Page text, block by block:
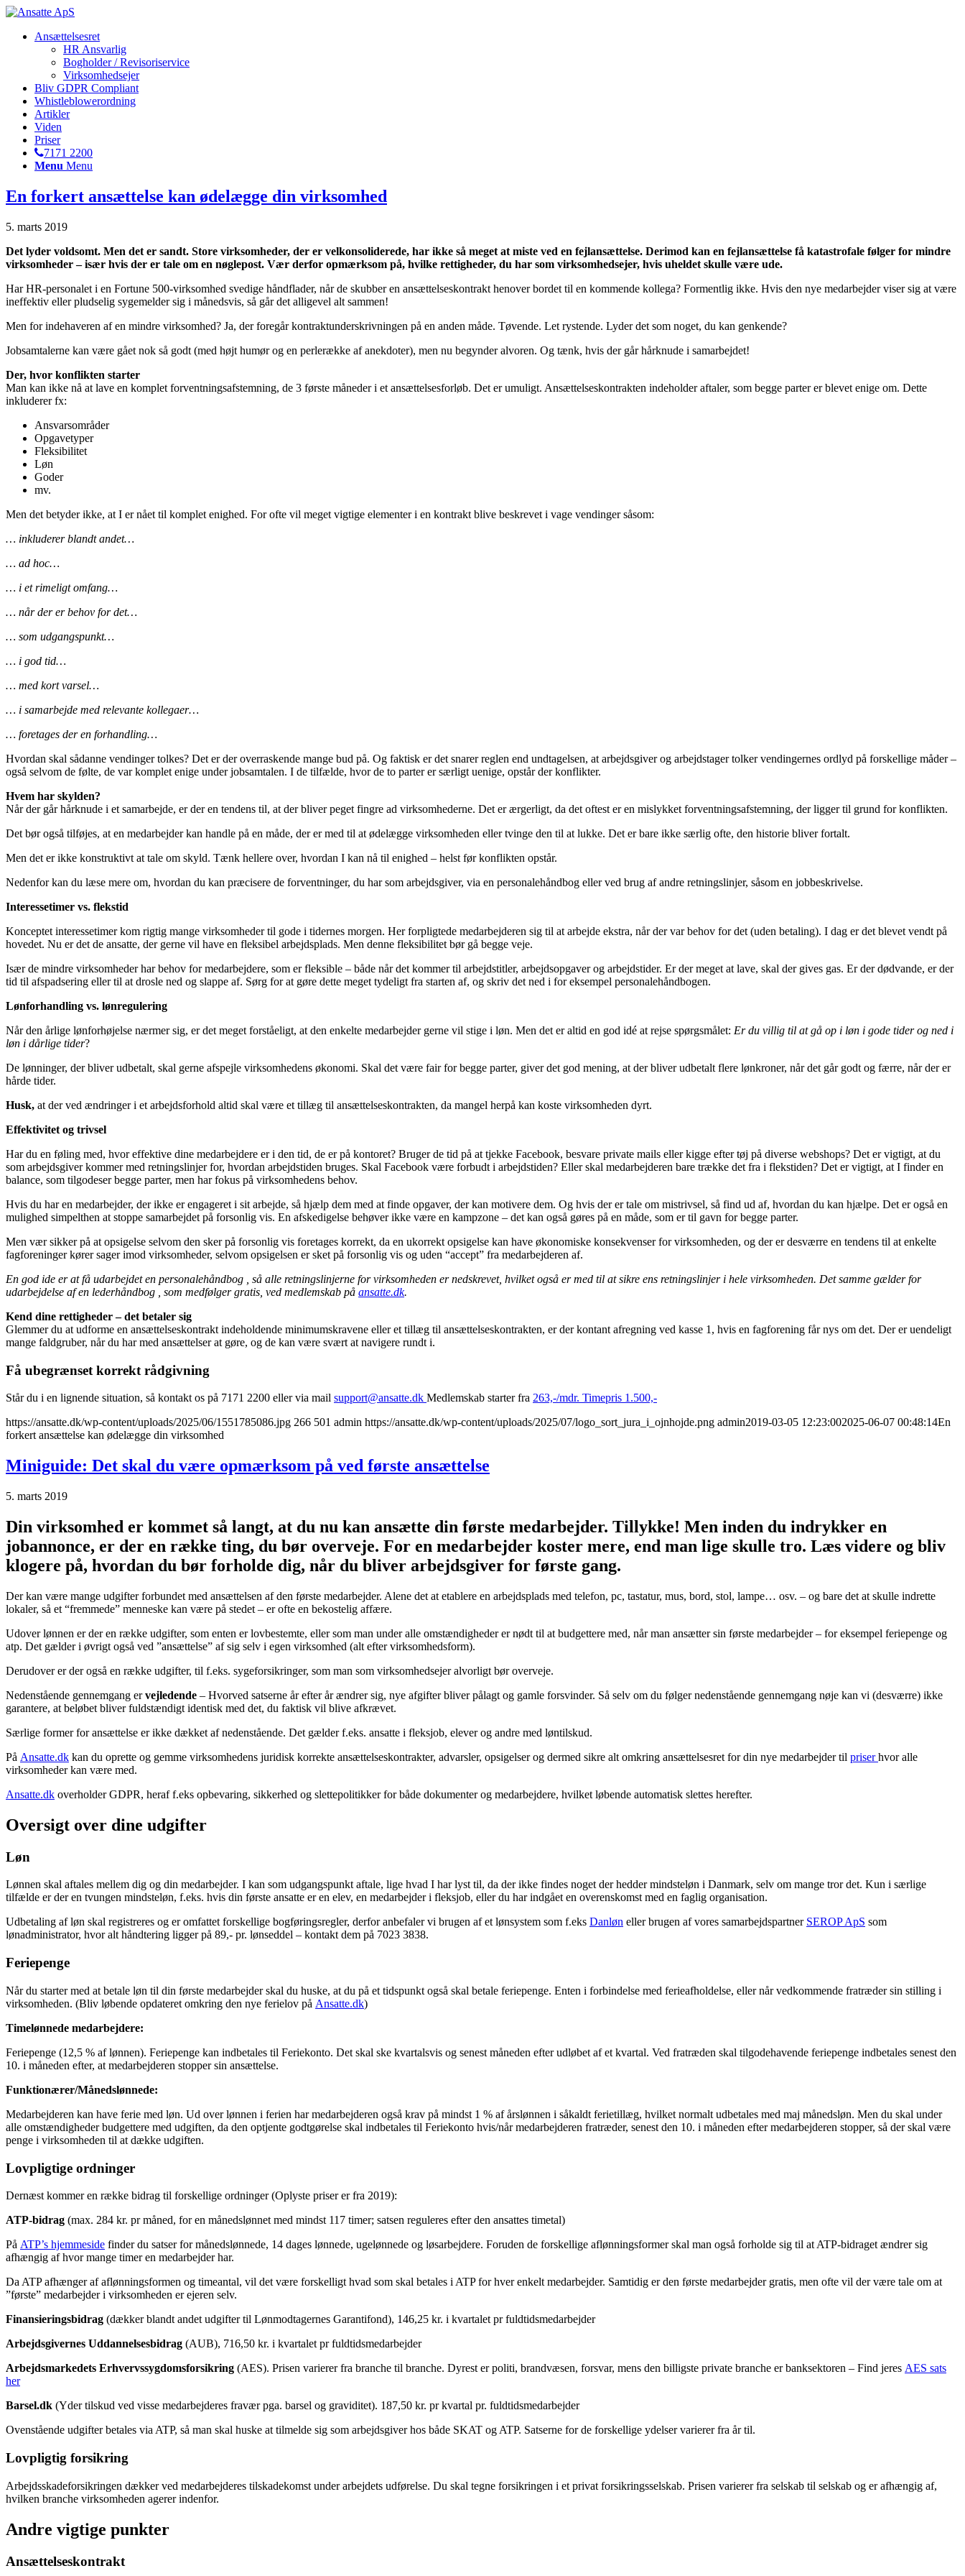
Ansættelsesret
HR Ansvarlig
Bogholder / Revisoriservice
Virksomhedsejer
Bliv GDPR Compliant
Whistleblowerordning
Artikler
Viden
Priser
7171 2200
Menu Menu
En forkert ansættelse kan ødelægge din virksomhed
5. marts 2019
Det lyder voldsomt. Men det er sandt. Store virksomheder, der er velkonsoliderede, har ikke så meget at miste ved en fejlansættelse. Derimod kan en fejlansættelse få katastrofale følger for mindre
virksomheder – især hvis der er tale om en nøglepost. Vær derfor opmærksom på, hvilke rettigheder, du har som virksomhedsejer, hvis uheldet skulle være ude.
Har HR-personalet i en Fortune 500-virksomhed svedige håndflader, når de skubber en ansættelseskontrakt henover bordet til en kommende kollega? Formentlig ikke. Hvis den nye medarbejder viser sig at være
ineffektiv eller pludselig sygemelder sig i månedsvis, så går det alligevel alt sammen!
Men for indehaveren af en mindre virksomhed? Ja, der foregår kontraktunderskrivningen på en anden måde. Tøvende. Let rystende. Lyder det som noget, du kan genkende?
Jobsamtalerne kan være gået nok så godt (med højt humør og en perlerække af anekdoter), men nu begynder alvoren. Og tænk, hvis der går hårknude i samarbejdet!
Der, hvor konflikten starter
Man kan ikke nå at lave en komplet forventningsafstemning, de 3 første måneder i et ansættelsesforløb. Det er umuligt. Ansættelseskontrakten indeholder aftaler, som begge parter er blevet enige om. Dette
inkluderer fx:
Ansvarsområder
Opgavetyper
Fleksibilitet
Løn
Goder
mv.
Men det betyder ikke, at I er nået til komplet enighed. For ofte vil meget vigtige elementer i en kontrakt blive beskrevet i vage vendinger såsom:
… inkluderer blandt andet…
… ad hoc…
… i et rimeligt omfang…
… når der er behov for det…
… som udgangspunkt…
… i god tid…
… med kort varsel…
… i samarbejde med relevante kollegaer…
… foretages der en forhandling…
Hvordan skal sådanne vendinger tolkes? Det er der overraskende mange bud på. Og faktisk er det snarer reglen end undtagelsen, at arbejdsgiver og arbejdstager tolker vendingernes ordlyd på forskellige måder –
også selvom de følte, de var komplet enige under jobsamtalen. I de tilfælde, hvor de to parter er særligt uenige, opstår der konflikter.
Hvem har skylden?
Når der går hårknude i et samarbejde, er der en tendens til, at der bliver peget fingre ad virksomhederne. Det er ærgerligt, da det oftest er en mislykket forventningsafstemning, der ligger til grund for konflikten.
Det bør også tilføjes, at en medarbejder kan handle på en måde, der er med til at ødelægge virksomheden eller tvinge den til at lukke. Det er bare ikke særlig ofte, den historie bliver fortalt.
Men det er ikke konstruktivt at tale om skyld. Tænk hellere over, hvordan I kan nå til enighed – helst før konflikten opstår.
Nedenfor kan du læse mere om, hvordan du kan præcisere de forventninger, du har som arbejdsgiver, via en personalehåndbog eller ved brug af andre retningslinjer, såsom en jobbeskrivelse.
Interessetimer vs. flekstid
Konceptet interessetimer kom rigtig mange virksomheder til gode i tidernes morgen. Her forpligtede medarbejderen sig til at arbejde ekstra, når der var behov for det (uden betaling). I dag er det blevet vendt på
hovedet. Nu er det de ansatte, der gerne vil have en fleksibel arbejdsplads. Men denne fleksibilitet bør gå begge veje.
Især de mindre virksomheder har behov for medarbejdere, som er fleksible – både når det kommer til arbejdstitler, arbejdsopgaver og arbejdstider. Er der meget at lave, skal der gives gas. Er der dødvande, er der
tid til afspadsering eller til at drosle ned og slappe af. Sørg for at gøre dette meget tydeligt fra starten af, og skriv det ned i for eksempel personalehåndbogen.
Lønforhandling vs. lønregulering
Når den årlige lønforhøjelse nærmer sig, er det meget forståeligt, at den enkelte medarbejder gerne vil stige i løn. Men det er altid en god idé at rejse spørgsmålet: Er du villig til at gå op i løn i gode tider og ned i
løn i dårlige tider?
De lønninger, der bliver udbetalt, skal gerne afspejle virksomhedens økonomi. Skal det være fair for begge parter, giver det god mening, at der bliver udbetalt flere lønkroner, når det går godt og færre, når der er
hårde tider.
Husk, at der ved ændringer i et arbejdsforhold altid skal være et tillæg til ansættelseskontrakten, da mangel herpå kan koste virksomheden dyrt.
Effektivitet og trivsel
Har du en føling med, hvor effektive dine medarbejdere er i den tid, de er på kontoret? Bruger de tid på at tjekke Facebook, besvare private mails eller kigge efter tøj på diverse webshops? Det er vigtigt, at du
som arbejdsgiver kommer med retningslinjer for, hvordan arbejdstiden bruges. Skal Facebook være forbudt i arbejdstiden? Eller skal medarbejderen bare trække det fra i flekstiden? Det er vigtigt, at I finder en
balance, som tilgodeser begge parter, men har fokus på virksomhedens behov.
Hvis du har en medarbejder, der ikke er engageret i sit arbejde, så hjælp dem med at finde opgaver, der kan motivere dem. Og hvis der er tale om mistrivsel, så find ud af, hvordan du kan hjælpe. Det er også en
mulighed simpelthen at stoppe samarbejdet på forsonlig vis. En afskedigelse behøver ikke være en kampzone – det kan også gøres på en måde, som er til gavn for begge parter.
Men vær sikker på at opsigelse selvom den sker på forsonlig vis foretages korrekt, da en ukorrekt opsigelse kan have økonomiske konsekvenser for virksomheden, og der er desværre en tendens til at enkelte
fagforeninger kører sager imod virksomheder, selvom opsigelsen er sket på forsonlig vis og uden “accept” fra medarbejderen af.
En god ide er at få udarbejdet en personalehåndbog , så alle retningslinjerne for virksomheden er nedskrevet, hvilket også er med til at sikre ens retningslinjer i hele virksomheden. Det samme gælder for
udarbejdelse af en lederhåndbog , som medfølger gratis, ved medlemskab på ansatte.dk.
Kend dine rettigheder – det betaler sig
Glemmer du at udforme en ansættelseskontrakt indeholdende minimumskravene eller et tillæg til ansættelseskontrakten, er der kontant afregning ved kasse 1, hvis en fagforening får nys om det. Der er uendeligt
mange faldgruber, når du har med ansættelser at gøre, og de kan være svært at navigere rundt i.
Få ubegrænset korrekt rådgivning
Står du i en lignende situation, så kontakt os på 7171 2200 eller via mail support@ansatte.dk Medlemskab starter fra 263,-/mdr. Timepris 1.500,-
https://ansatte.dk/wp-content/uploads/2025/06/1551785086.jpg 266 501 admin https://ansatte.dk/wp-content/uploads/2025/07/logo_sort_jura_i_ojnhojde.png admin2019-03-05 12:23:002025-06-07 00:48:14En
forkert ansættelse kan ødelægge din virksomhed
Miniguide: Det skal du være opmærksom på ved første ansættelse
5. marts 2019
Din virksomhed er kommet så langt, at du nu kan ansætte din første medarbejder. Tillykke! Men inden du indrykker en
jobannonce, er der en række ting, du bør overveje. For en medarbejder koster mere, end man lige skulle tro. Læs videre og bliv
klogere på, hvordan du bør forholde dig, når du bliver arbejdsgiver for første gang.
Der kan være mange udgifter forbundet med ansættelsen af den første medarbejder. Alene det at etablere en arbejdsplads med telefon, pc, tastatur, mus, bord, stol, lampe… osv. – og bare det at skulle indrette
lokaler, så et “fremmede” menneske kan være på stedet – er ofte en bekostelig affære.
Udover lønnen er der en række udgifter, som enten er lovbestemte, eller som man under alle omstændigheder er nødt til at budgettere med, når man ansætter sin første medarbejder – for eksempel feriepenge og
atp. Det gælder i øvrigt også ved ”ansættelse” af sig selv i egen virksomhed (alt efter virksomhedsform).
Derudover er der også en række udgifter, til f.eks. sygeforsikringer, som man som virksomhedsejer alvorligt bør overveje.
Nedenstående gennemgang ervejledende – Hvorved satserne år efter år ændrer sig, nye afgifter bliver pålagt og gamle forsvinder. Så selv om du følger nedenstående gennemgang nøje kan vi (desværre) ikke
garantere, at beløbet bliver fuldstændigt identisk med det, du faktisk vil blive afkrævet.
Særlige former for ansættelse er ikke dækket af nedenstående. Det gælder f.eks. ansatte i fleksjob, elever og andre med løntilskud.
På Ansatte.dk kan du oprette og gemme virksomhedens juridisk korrekte ansættelseskontrakter, advarsler, opsigelser og dermed sikre alt omkring ansættelsesret for din nye medarbejder til priserhvor alle
virksomheder kan være med.
Ansatte.dk overholder GDPR, heraf f.eks opbevaring, sikkerhed og slettepolitikker for både dokumenter og medarbejdere, hvilket løbende automatisk slettes herefter.
Oversigt over dine udgifter
Løn
Lønnen skal aftales mellem dig og din medarbejder. I kan som udgangspunkt aftale, lige hvad I har lyst til, da der ikke findes noget der hedder mindsteløn i Danmark, selv om mange tror det. Kun i særlige
tilfælde er der en tvungen mindsteløn, f.eks. hvis din første ansatte er en elev, en medarbejder i fleksjob, eller du har indgået en overenskomst med en faglig organisation.
Udbetaling af løn skal registreres og er omfattet forskellige bogføringsregler, derfor anbefaler vi brugen af et lønsystem som f.eks Danløn eller brugen af vores samarbejdspartner SEROP ApS som
lønadministrator, hvor alt håndtering ligger på 89,- pr. lønseddel – kontakt dem på 7023 3838.
Feriepenge
Når du starter med at betale løn til din første medarbejder skal du huske, at du på et tidspunkt også skal betale feriepenge. Enten i forbindelse med ferieafholdelse, eller når vedkommende fratræder sin stilling i
virksomheden. (Bliv løbende opdateret omkring den nye ferielov på Ansatte.dk)
Timelønnede medarbejdere:
Feriepenge (12,5 % af lønnen). Feriepenge kan indbetales til Feriekonto. Det skal ske kvartalsvis og senest måneden efter udløbet af et kvartal. Ved fratræden skal tilgodehavende feriepenge indbetales senest den
10. i måneden efter, at medarbejderen stopper sin ansættelse.
Funktionærer/Månedslønnede:
Medarbejderen kan have ferie med løn. Ud over lønnen i ferien har medarbejderen også krav på mindst 1 % af årslønnen i såkaldt ferietillæg, hvilket normalt udbetales med maj månedsløn. Men du skal under
alle omstændigheder budgettere med udgiften, da den optjente godtgørelse skal indbetales til Feriekonto hvis/når medarbejderen fratræder, senest den 10. i måneden efter medarbejderen stopper, så der skal være
penge i virksomheden til at dække udgiften.
Lovpligtige ordninger
Dernæst kommer en række bidrag til forskellige ordninger (Oplyste priser er fra 2019):
ATP-bidrag (max. 284 kr. pr måned, for en månedslønnet med mindst 117 timer; satsen reguleres efter den ansattes timetal)
På ATP’s hjemmeside finder du satser for månedslønnede, 14 dages lønnede, ugelønnede og løsarbejdere. Foruden de forskellige aflønningsformer skal man også forholde sig til at ATP-bidraget ændrer sig
afhængig af hvor mange timer en medarbejder har.
Da ATP afhænger af aflønningsformen og timeantal, vil det være forskelligt hvad som skal betales i ATP for hver enkelt medarbejder. Samtidig er den første medarbejder gratis, men ofte vil der være tale om at
”første” medarbejder i virksomheden er ejeren selv.
Finansieringsbidrag (dækker blandt andet udgifter til Lønmodtagernes Garantifond), 146,25 kr. i kvartalet pr fuldtidsmedarbejder
Arbejdsgivernes Uddannelsesbidrag (AUB), 716,50 kr. i kvartalet pr fuldtidsmedarbejder
Arbejdsmarkedets Erhvervssygdomsforsikring (AES). Prisen varierer fra branche til branche. Dyrest er politi, brandvæsen, forsvar, mens den billigste private branche er banksektoren – Find jeres AES sats
her
Barsel.dk (Yder tilskud ved visse medarbejderes fravær pga. barsel og graviditet). 187,50 kr. pr kvartal pr. fuldtidsmedarbejder
Ovenstående udgifter betales via ATP, så man skal huske at tilmelde sig som arbejdsgiver hos både SKAT og ATP. Satserne for de forskellige ydelser varierer fra år til.
Lovpligtig forsikring
Arbejdsskadeforsikringen dækker ved medarbejderes tilskadekomst under arbejdets udførelse. Du skal tegne forsikringen i et privat forsikringsselskab. Prisen varierer fra selskab til selskab og er afhængig af,
hvilken branche virksomheden agerer indenfor.
Andre vigtige punkter
Ansættelseskontrakt